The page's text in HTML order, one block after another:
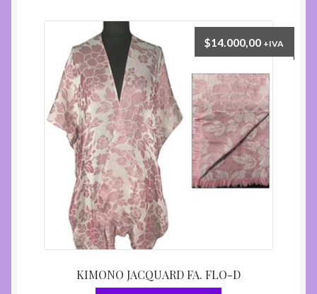
KIMONO JACQUARD FA. FLO-D
$14.000,00 +IVA